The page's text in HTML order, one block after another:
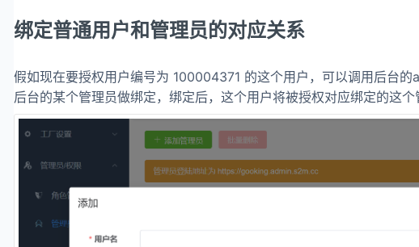
绑定普通用户和管理员的对应关系
假如现在要授权用户编号为 100004371 的这个用户，可以调用后台
后台的某个管理员做绑定，绑定后，这个用户将被授权对应绑定的这个